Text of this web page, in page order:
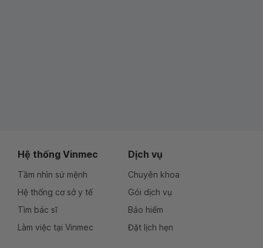
Hệ thống Vinmec
Tầm nhìn sứ mệnh
Hệ thống cơ sở y tế
Tìm bác sĩ
Làm việc tại Vinmec
Dịch vụ
Chuyên khoa
Gói dịch vụ
Bảo hiểm
Đặt lịch hẹn